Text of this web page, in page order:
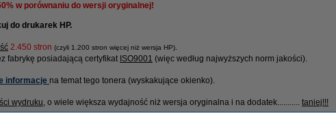
w porównaniu do wersji oryginalnej!
do drukarek HP.
2.450 stron (czyli 1.200 stron więcej niż wersja HP).
fabrykę posiadającą certyfikat ISO9001 (więc według najwyższych norm jakości).
informacje na temat tego tonera (wyskakujące okienko).
wydruku, o wiele większa wydajność niż wersja oryginalna i na dodatek........... taniej!!!